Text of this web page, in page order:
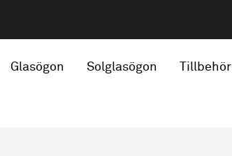
Glasögon Solglasögon Tillbehör